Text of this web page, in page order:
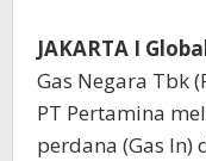
JAKARTA I
Gas Negara Tbk
PT Pertamina
perdana (Gas In)